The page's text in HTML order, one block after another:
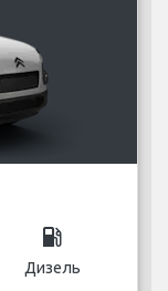
local_gas_station
Дизель